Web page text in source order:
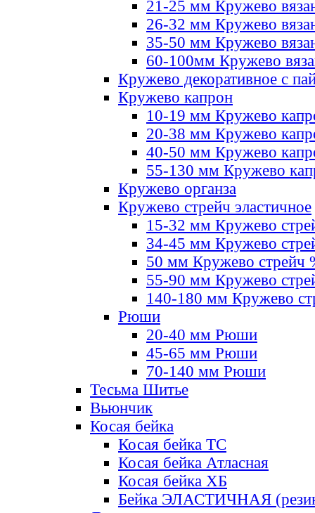
21-25 мм Кружево
26-32 мм Кружево
35-50 мм Кружево
60-100мм Кружево
Кружево декоративное с
Кружево капрон
10-19 мм Кружево
20-38 мм Кружево
40-50 мм Кружево
55-130 мм Кружево
Кружево органза
Кружево стрейч эластичное
15-32 мм Кружево
34-45 мм Кружево
50 мм Кружево стрейч
55-90 мм Кружево
140-180 мм Кружево
Рюши
20-40 мм Рюши
45-65 мм Рюши
70-140 мм Рюши
Тесьма Шитье
Вьюнчик
Косая бейка
Косая бейка ТС
Косая бейка Атласная
Косая бейка ХБ
Бейка ЭЛАСТИЧНАЯ